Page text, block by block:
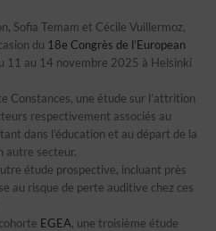
Sofia Temam et Cécile Vuillermoz,
du 18e Congrès de l’European
11 au 14 novembre 2025 à Helsinki
Constances, une étude sur l’attrition
respectivement associés au
dans l’éducation et au départ de la
autre secteur.
étude prospective, incluant près
au risque de perte auditive chez ces
EGEA, une troisième étude